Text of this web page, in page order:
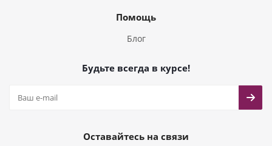
Помощь
Блог
Будьте всегда в курсе!
Оставайтесь на связи